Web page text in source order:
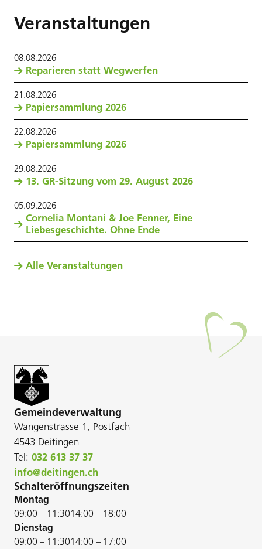
Veranstaltungen
08.08.2026
Reparieren statt Wegwerfen
21.08.2026
Papiersammlung 2026
22.08.2026
Papiersammlung 2026
29.08.2026
13. GR-Sitzung vom 29. August 2026
05.09.2026
Cornelia Montani & Joe Fenner, Eine
Liebesgeschichte. Ohne Ende
Alle Veranstaltungen
Gemeindeverwaltung
Wangenstrasse 1, Postfach
4543 Deitingen
Tel: 032 613 37 37
info@deitingen.ch
Schalteröffnungszeiten
Montag
09:00 – 11:3014:00 – 18:00
Dienstag
09:00 – 11:3014:00 – 17:00